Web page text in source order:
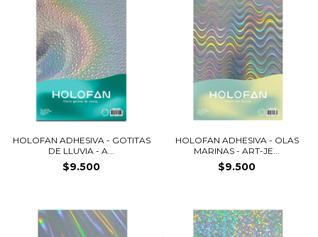
HOLOFAN ADHESIVA - GOTITAS
DE LLUVIA - A...
$9.500
HOLOFAN ADHESIVA - OLAS
MARINAS - ART-JE...
$9.500